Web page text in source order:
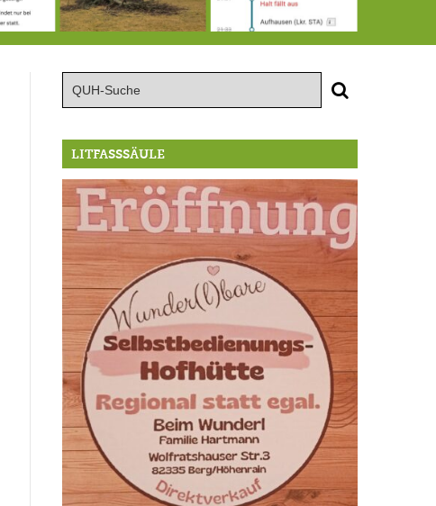
LITFASSSÄULE